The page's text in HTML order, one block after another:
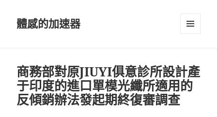
體感的加速器
商務部對原JIUYI俱意診所設計產
于印度的進口單模光纖所適用的
反傾銷辦法發起期終復審調查